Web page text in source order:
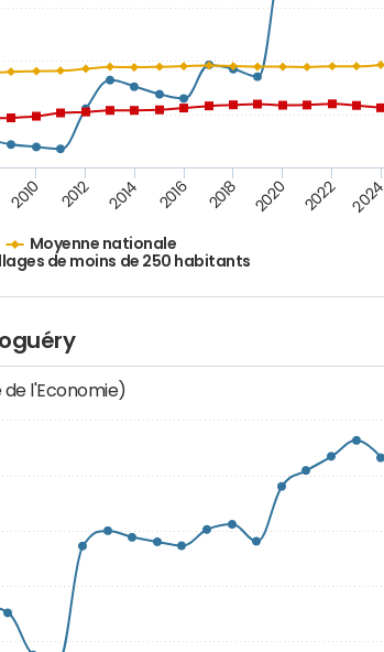
Moyenne nationale
de moins de 250 habitants
2010 2012 2014 2016 2018 2020 2022 2024
de l'Economie)